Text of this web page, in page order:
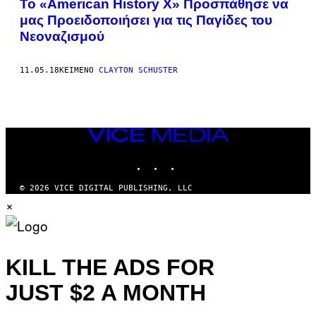
Το «American History X» Προσπάθησε να
μας Προειδοποιήσει για τις Παγίδες του
Νεοναζισμού
11.05.18ΚΕΊΜΕΝΟ CLAYTON SCHUSTER
VICE
MEDIA
© 2026 VICE DIGITAL PUBLISHING, LLC
×
KILL THE ADS FOR
JUST $2 A MONTH